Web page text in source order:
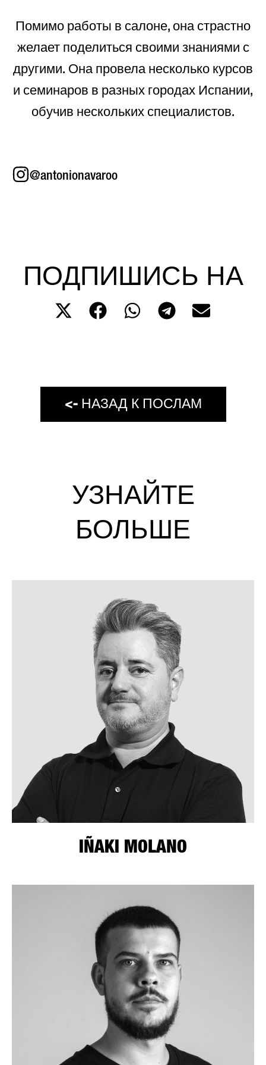
Помимо работы в салоне, она страстно
желает поделиться своими знаниями с
другими. Она провела несколько курсов
и семинаров в разных городах Испании,
обучив нескольких специалистов.
@antonionavaroo
ПОДПИШИСЬ НА
<- НАЗАД К ПОСЛАМ
УЗНАЙТЕ
БОЛЬШЕ
IÑAKI MOLANO